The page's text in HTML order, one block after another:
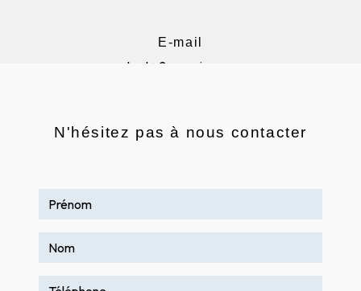
E-mail
contact@2aenseignes.com
N'hésitez pas à nous contacter